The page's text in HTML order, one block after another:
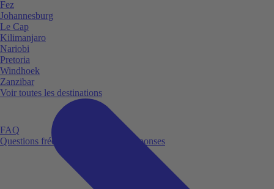
FAQ
Questions fréquemment posées et réponses
Fez
Johannesburg
Le Cap
Kilimanjaro
Nariobi
Pretoria
Windhoek
Zanzibar
Voir toutes les destinations